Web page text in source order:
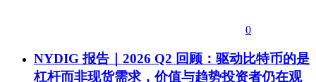
0
NYDIG 报告｜2026 Q2 回顾：驱动比特币的是
杠杆而非现货需求，价值与趋势投资者仍在观